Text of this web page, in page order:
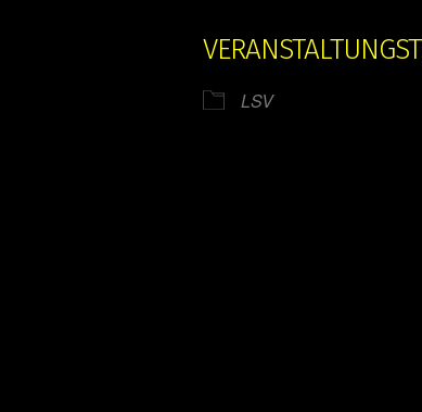
iCalendar
LSV